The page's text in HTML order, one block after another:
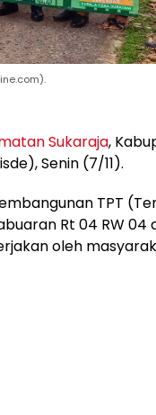
Sukaraja,
Senin (7/11).
TPT
Rt 04 RW 04
oleh